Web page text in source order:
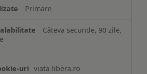
Primare
Câteva secunde, 90 zile,
viata-libera.ro